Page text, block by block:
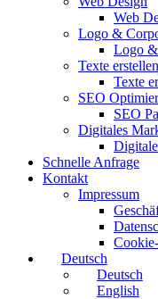
Web
Logo &
Logo &
Texte erstellen
Texte
SEO
SEO
Digitales
Schnelle Anfrage
Kontakt
Impressum
Deutsch
Deutsch
English